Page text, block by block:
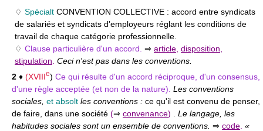
♢ Spécialt CONVENTION COLLECTIVE : accord entre syndicats
de salariés et syndicats d'employeurs réglant les conditions de
travail de chaque catégorie professionnelle.
♢ Clause particulière d'un accord. ⇒ article disposition
stipulation Ceci n'est pas dans les conventions.
2 ♦ (XVIIIe) Ce qui résulte d'un accord réciproque, d'un consensus,
d'une règle acceptée (et non de la nature). Les conventions
sociales, et absolt les conventions : ce qu'il est convenu de penser,
de faire, dans une société (⇒ convenance)
Le langage, les
habitudes sociales sont un ensemble de conventions. ⇒ code «